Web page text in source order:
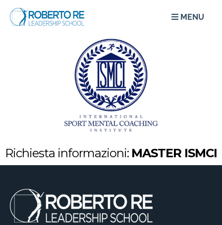
MENU
Richiesta informazioni: MASTER ISMCI